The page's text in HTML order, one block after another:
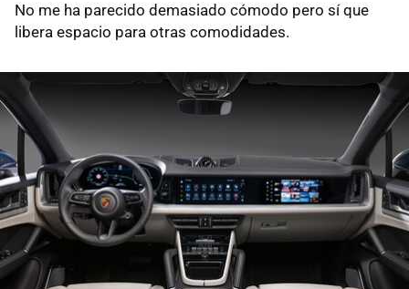
No me ha parecido demasiado cómodo pero sí que
libera espacio para otras comodidades.